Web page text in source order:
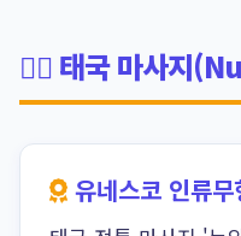
🧘‍♀️ 태국 마사지
유네스코 인류